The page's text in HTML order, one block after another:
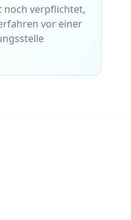
noch verpflichtet,
vor einer